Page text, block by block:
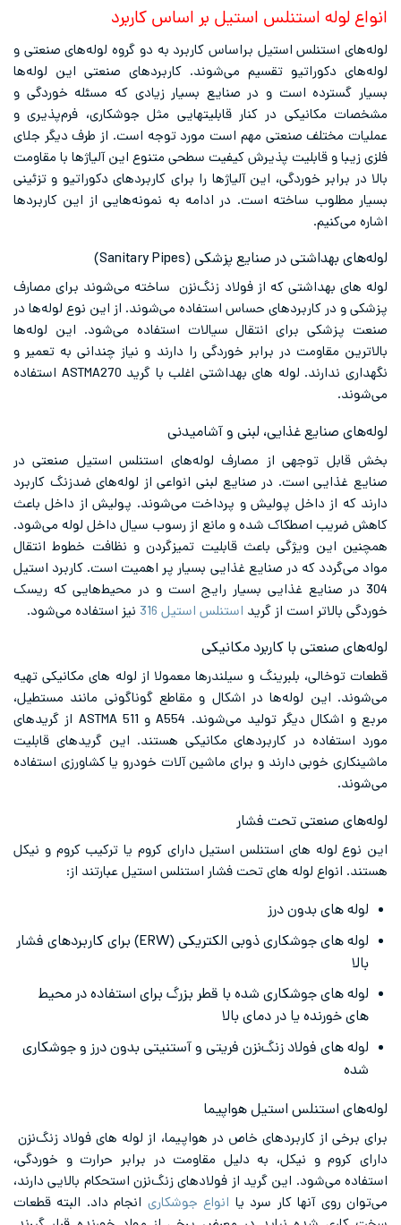
انواع لوله استنلس استیل بر اساس کاربرد
لوله‌های استنلس استیل براساس کاربرد به دو گروه لوله‌های صنعتی و
لوله‌های دکوراتیو تقسیم می‌شوند. کاربردهای صنعتی این لوله‌ها
بسیار گسترده است و در صنایع بسیار زیادی که مسئله خوردگی و
مشخصات مکانیکی در کنار قابلیتهایی مثل جوشکاری، فرم‌پذیری و
عملیات مختلف صنعتی مهم است مورد توجه است. از طرف دیگر جلای
فلزی زیبا و قابلیت پذیرش کیفیت سطحی متنوع این آلیاژها با مقاومت
بالا در برابر خوردگی، این آلیاژها را برای کاربردهای دکوراتیو و تزئینی
بسیار مطلوب ساخته است. در ادامه به نمونه‌هایی از این کاربردها
اشاره می‌کنیم.
لوله‌‌های بهداشتی در صنایع پزشکی (Sanitary Pipes)
لوله ‌های بهداشتی که از فولاد زنگ‌نزن ساخته می‌شوند برای مصارف
پزشکی و در کاربردهای حساس استفاده می‌شوند. از این نوع لوله‌ها در
صنعت پزشکی برای انتقال سیالات استفاده می‌شود. این لوله‌ها
بالاترین مقاومت در برابر خوردگی را دارند و نیاز چندانی به تعمیر و
نگهداری ندارند. لوله های بهداشتی اغلب با گرید ASTMA270 استفاده
می‌شوند.
لوله‌های صنایع غذایی، لبنی و آشامیدنی
بخش قابل توجهی از مصارف لوله‌های استنلس استیل صنعتی در
صنایع غذایی است. در صنایع لبنی انواعی از لوله‌های ضدزنگ کاربرد
دارند که از داخل پولیش و پرداخت می‌شوند. پولیش از داخل باعث
کاهش ضریب اصطکاک شده و مانع از رسوب سیال داخل لوله می‌شود.
همچنین این ویژگی باعث قابلیت تمیزگردن و نظافت خطوط انتقال
مواد می‌گردد که در صنایع غذایی بسیار پر اهمیت است. کاربرد استیل
304 در صنایع غذایی بسیار رایج است و در محیط‌هایی که ریسک
خوردگی بالاتر است از گرید استنلس استیل 316 نیز استفاده می‌شود.
لوله‌های صنعتی با کاربرد مکانیکی
قطعات توخالی، بلبرینگ و سیلندرها معمولا از لوله‌ های مکانیکی تهیه
می‌شوند. این لوله‌‌ها در اشکال و مقاطع گوناگونی مانند مستطیل،
مربع و اشکال دیگر تولید می‌‌شوند. A554 و ASTMA 511 از گریدهای
مورد استفاده در کاربردهای مکانیکی هستند. این گریدهای قابلیت
ماشینکاری خوبی دارند و برای ماشین آلات خودرو یا کشاورزی استفاده
می‌شوند.
لوله‌‌های صنعتی تحت فشار
این نوع لوله‌ های استنلس استیل دارای کروم یا ترکیب کروم و نیکل
هستند. انواع لوله‌ های تحت فشار استنلس استیل عبارتند از:
لوله ‌های بدون درز
لوله‌ های جوشکاری ذوبی الکتریکی (ERW) برای کاربردهای فشار
بالا
لوله های جوشکاری شده با قطر بزرگ برای استفاده در محیط
‌های خورنده یا در دمای بالا
لوله های فولاد زنگ‌نزن فریتی و آستنیتی بدون درز و جوشکاری
شده
لوله‌‌های استنلس استیل هواپیما
برای برخی از کاربردهای خاص در هواپیما، از لوله‌ های فولاد زنگ‌نزن
دارای کروم و نیکل، به دلیل مقاومت در برابر حرارت و خوردگی،
استفاده می‌شود. این گرید از فولادهای زنگ‌نزن استحکام بالایی دارند،
می‌توان روی آنها کار سرد یا انواع جوشکاری انجام داد. البته قطعات